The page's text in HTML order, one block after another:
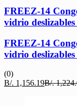
FREEZ-14
vidrio deslizables
FREEZ-14
vidrio deslizables
(0)
B/. 1,156.19El
B/.